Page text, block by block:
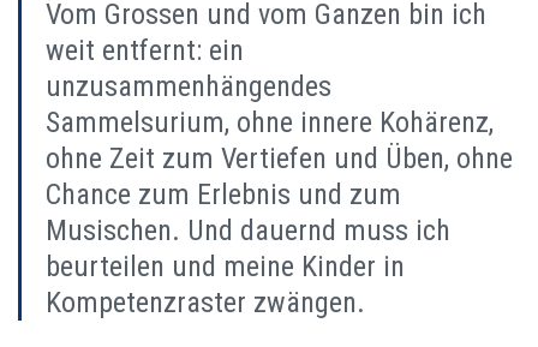
Vom Grossen und vom Ganzen bin ich
weit entfernt: ein
unzusammenhängendes
Sammelsurium, ohne innere Kohärenz,
ohne Zeit zum Vertiefen und Üben, ohne
Chance zum Erlebnis und zum
Musischen. Und dauernd muss ich
beurteilen und meine Kinder in
Kompetenzraster zwängen.